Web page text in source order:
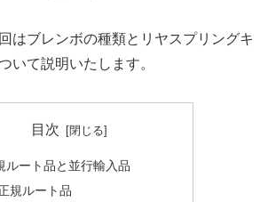
はブレンボの種類とリヤスプリングキ
いて説明いたします。
目次
ルート品と並行輸入品
規ルート品